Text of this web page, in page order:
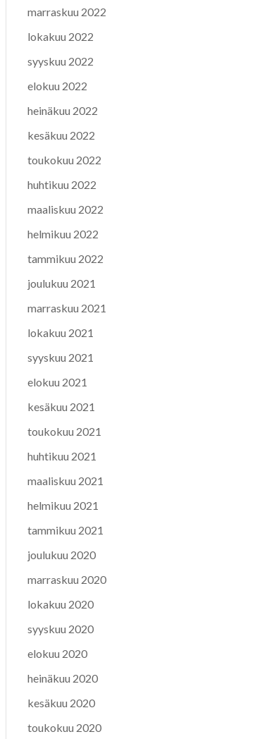
marraskuu 2022
lokakuu 2022
syyskuu 2022
elokuu 2022
heinäkuu 2022
kesäkuu 2022
toukokuu 2022
huhtikuu 2022
maaliskuu 2022
helmikuu 2022
tammikuu 2022
joulukuu 2021
marraskuu 2021
lokakuu 2021
syyskuu 2021
elokuu 2021
kesäkuu 2021
toukokuu 2021
huhtikuu 2021
maaliskuu 2021
helmikuu 2021
tammikuu 2021
joulukuu 2020
marraskuu 2020
lokakuu 2020
syyskuu 2020
elokuu 2020
heinäkuu 2020
kesäkuu 2020
toukokuu 2020